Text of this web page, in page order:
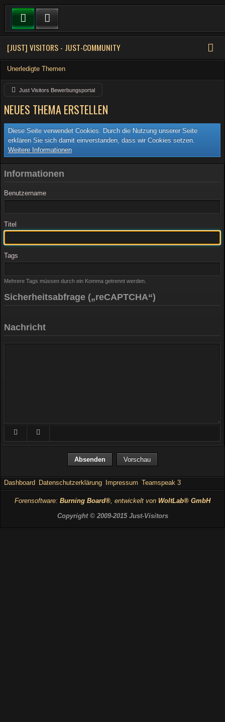
[JUST] VISITORS - JUST-COMMUNITY
Unerledigte Themen
Just Visitors Bewerbungsportal
NEUES THEMA ERSTELLEN
Diese Seite verwendet Cookies. Durch die Nutzung unserer Seite
erklären Sie sich damit einverstanden, dass wir Cookies setzen.
Weitere Informationen
Informationen
Benutzername
Titel
Tags
Mehrere Tags müssen durch ein Komma getrennt werden.
Sicherheitsabfrage („reCAPTCHA“)
Nachricht
Vorschau
Dashboard Datenschutzerklärung Impressum Teamspeak 3
Forensoftware: Burning Board®, entwickelt von WoltLab® GmbH
Copyright © 2009-2015 Just-Visitors